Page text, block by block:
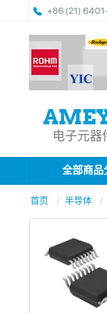
+86 (21)
电子元器
全部商品
首页 半导体